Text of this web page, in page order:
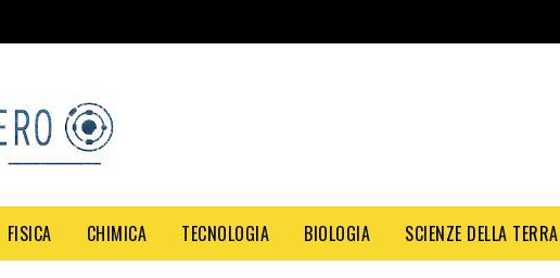
FISICA CHIMICA TECNOLOGIA BIOLOGIA SCIENZE DELLA TERRA